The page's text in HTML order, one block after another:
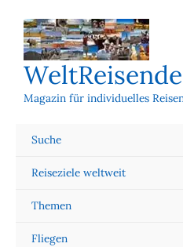
Inhalt
springen
Magazin für individuelles
Suche
Reiseziele weltweit
Themen
Fliegen